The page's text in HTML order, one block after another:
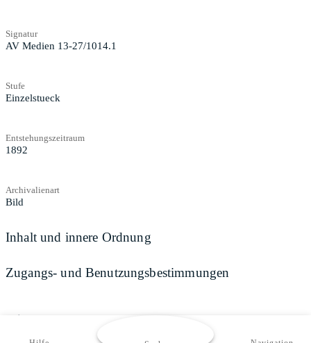
Signatur
AV Medien 13-27/1014.1
Stufe
Einzelstueck
Entstehungszeitraum
1892
Archivalienart
Bild
Inhalt und innere Ordnung
Zugangs- und Benutzungsbestimmungen
Teilen